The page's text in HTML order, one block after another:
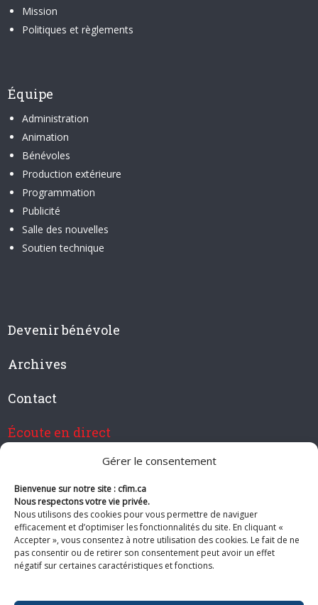
Gérer le consentement
Bienvenue sur notre site : cfim.ca
Nous respectons votre vie privée.
Nous utilisons des cookies pour vous permettre de naviguer
efficacement et d’optimiser les fonctionnalités du site. En cliquant «
Accepter », vous consentez à notre utilisation des cookies. Le fait de ne
pas consentir ou de retirer son consentement peut avoir un effet
négatif sur certaines caractéristiques et fonctions.
Mission
Politiques et règlements
Équipe
Administration
Animation
Bénévoles
Production extérieure
Programmation
Publicité
Salle des nouvelles
Soutien technique
Devenir bénévole
Archives
Contact
Écoute en direct
Devenir membre de CFIM
Suivez-nous